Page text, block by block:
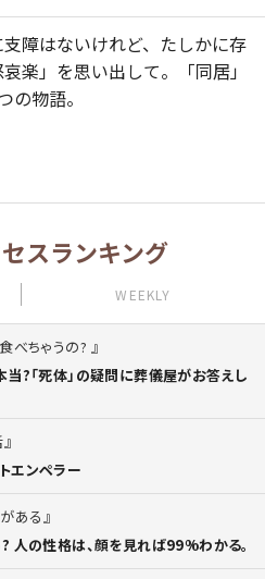
支障はないけれど、たしかに存
楽」を思い出して。「同居」
の物語。
スランキング
WEEKLY
べちゃうの?
当?「死体」の疑問に葬儀屋がお答えし
エンペラー
ある
人の性格は、顔を見れば99%わかる。